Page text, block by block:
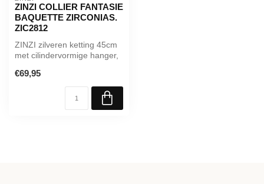
ZINZI COLLIER FANTASIE
BAQUETTE ZIRCONIAS.
ZIC2812
ZINZI zilveren ketting 45cm
met cilindervormige hanger,
€69,95